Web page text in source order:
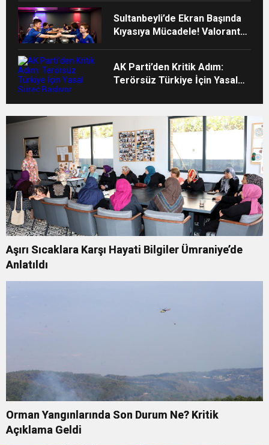
Sultanbeyli’de Ekran Başında
Kıyasıya Mücadele! Valorant
AK Parti’den Kritik Adım:
Terörsüz Türkiye İçin Yasal
Aşırı Sıcaklara Karşı Hayati Bilgiler Ümraniye’de
Anlatıldı
Orman Yangınlarında Son Durum Ne? Kritik
Açıklama Geldi